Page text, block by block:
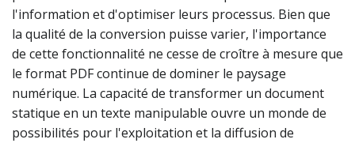
l'information et d'optimiser leurs processus. Bien que
la qualité de la conversion puisse varier, l'importance
de cette fonctionnalité ne cesse de croître à mesure que
le format PDF continue de dominer le paysage
numérique. La capacité de transformer un document
statique en un texte manipulable ouvre un monde de
possibilités pour l'exploitation et la diffusion de